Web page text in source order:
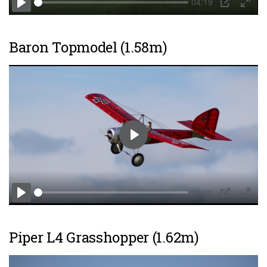
Play PIP Enter
Baron Topmodel (1.58m)
Play
01:42
PIP Enter
Play
Piper L4 Grasshopper (1.62m)